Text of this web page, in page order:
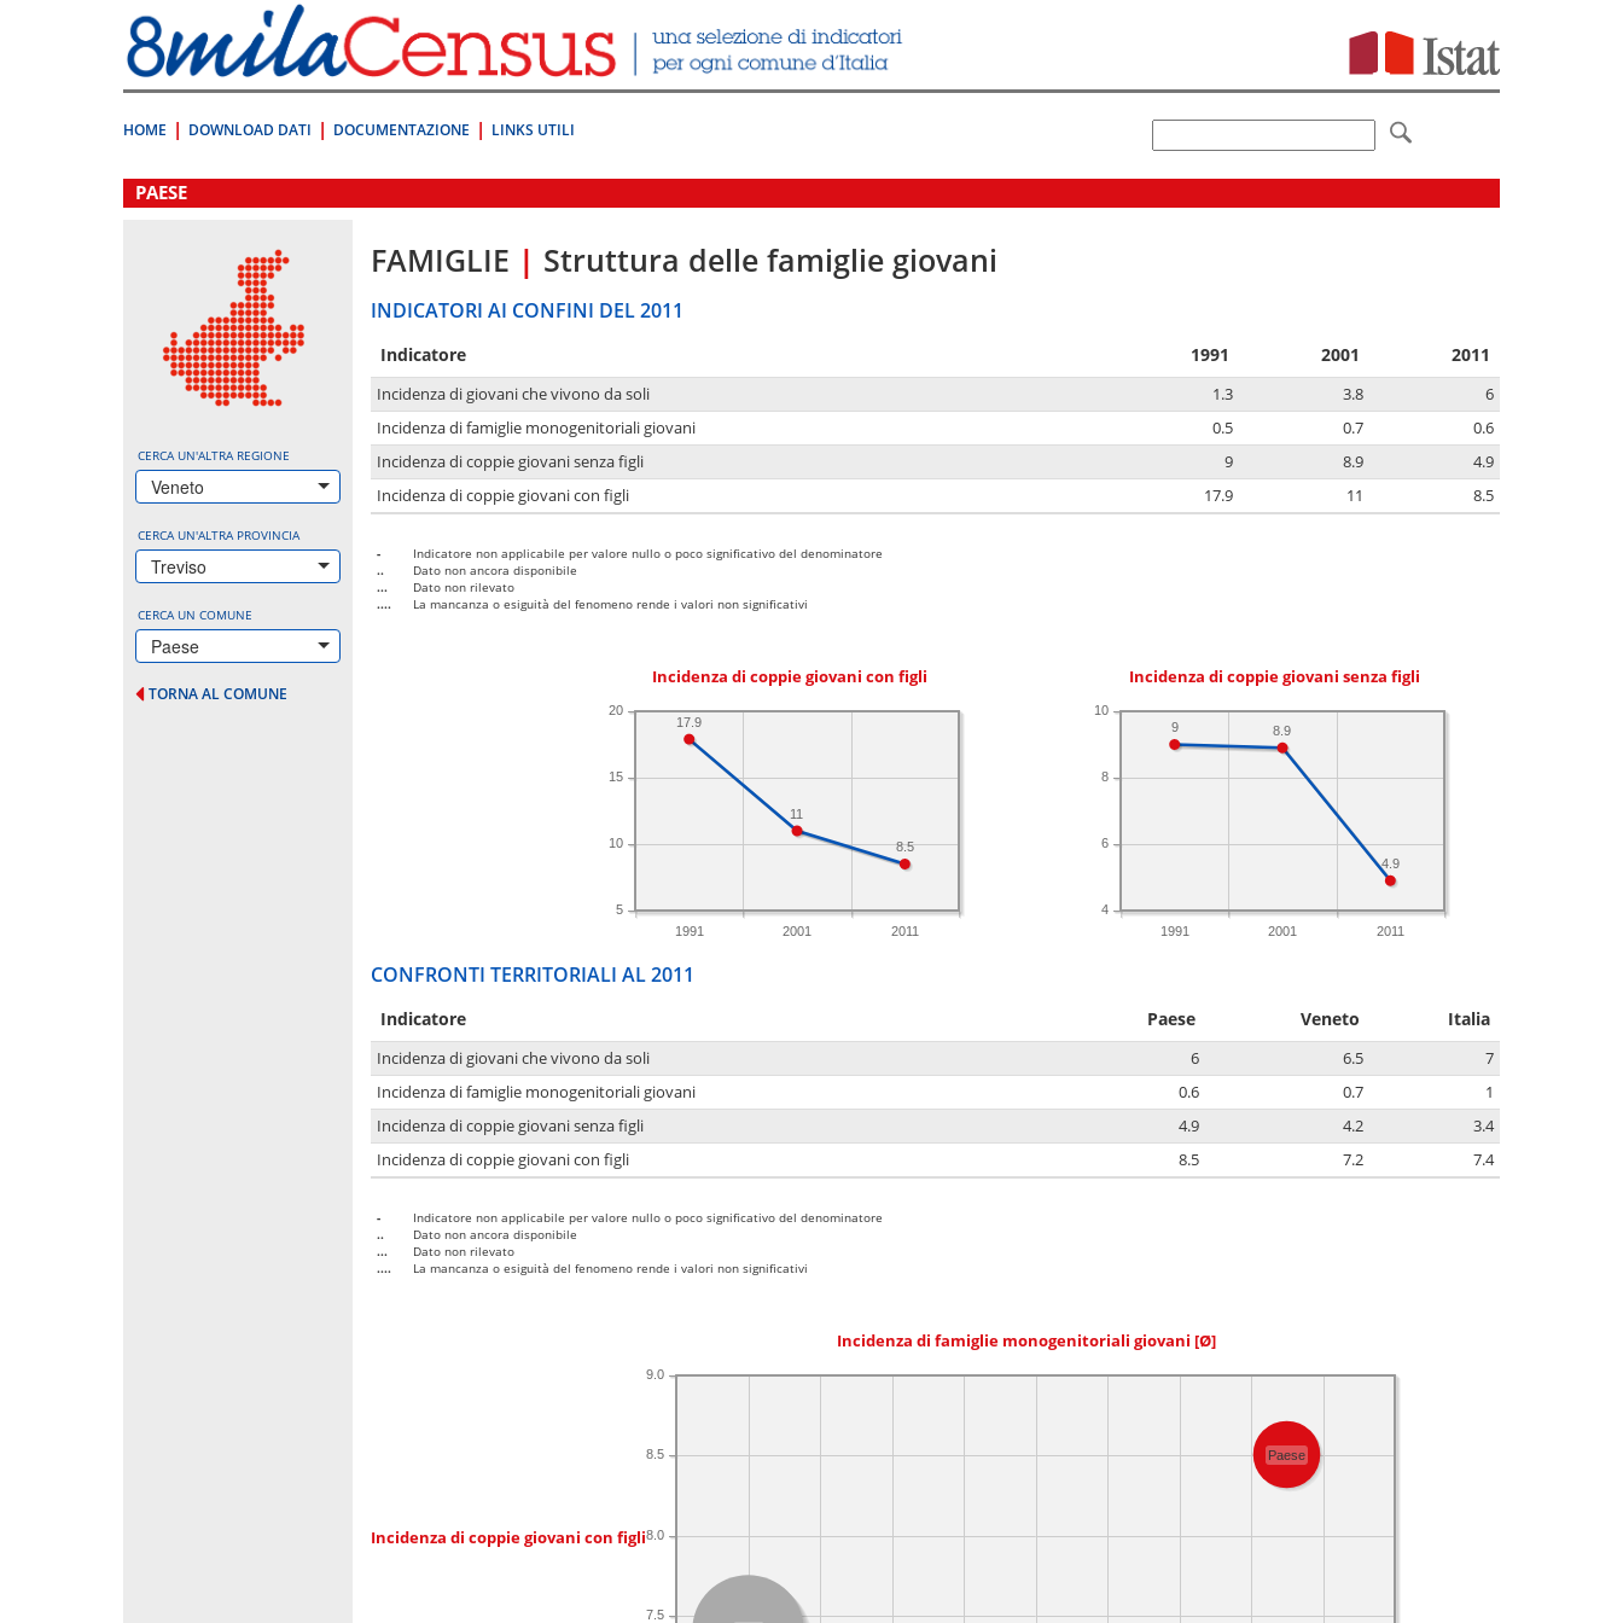
direttamente
a:
Contenuto
HOME DOWNLOAD DATI DOCUMENTAZIONE LINKS UTILI
.
PAESE
CERCA UN'ALTRA REGIONE
Veneto
CERCA UN'ALTRA PROVINCIA
Treviso
CERCA UN COMUNE
Paese
TORNA AL COMUNE
FAMIGLIE | Struttura delle famiglie giovani
INDICATORI AI CONFINI DEL 2011
Indicatore 1991 2001 2011
Incidenza di giovani che vivono da soli 1.3 3.8
6
Incidenza di famiglie monogenitoriali giovani
0.5 0.7
0.6
Incidenza di coppie giovani senza figli
9 8.9
4.9
Incidenza di coppie giovani con figli
17.9 11 8.5
-
Indicatore non applicabile per valore nullo o poco significativo del denominatore
..
Dato non ancora disponibile
...
Dato non rilevato
....
La mancanza o esiguità del fenomeno rende i valori non significativi
Incidenza di coppie giovani con figli
1991 2001 2011
5
10
15
20
8.5
11
17.9
Incidenza di coppie giovani senza figli
1991 2001 2011
4
6
8
10
4.9
8.9
9
CONFRONTI TERRITORIALI AL 2011
Indicatore Paese Veneto Italia
Incidenza di giovani che vivono da soli 6 6.5
7
Incidenza di famiglie monogenitoriali giovani
0.6 0.7
1
Incidenza di coppie giovani senza figli
4.9 4.2
3.4
Incidenza di coppie giovani con figli
8.5 7.2 7.4
-
Indicatore non applicabile per valore nullo o poco significativo del denominatore
..
Dato non ancora disponibile
...
Dato non rilevato
....
La mancanza o esiguità del fenomeno rende i valori non significativi
Incidenza di famiglie monogenitoriali giovani [Ø]
Incidenza di coppie giovani con figli
7.5
8.0
8.5
9.0
Paese